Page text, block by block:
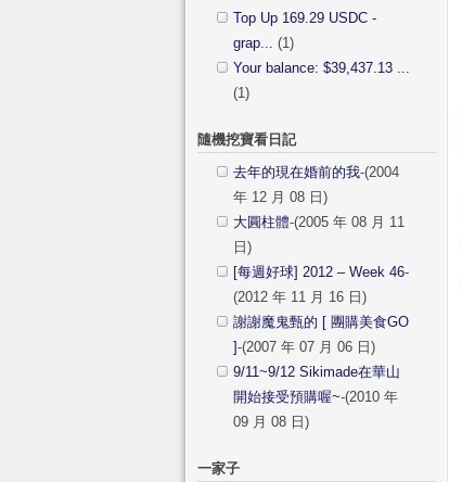
Top Up 169.29 USDC -
grap... (1)
Your balance: $39,437.13 ...
(1)
隨機挖寶看日記
去年的現在婚前的我-(2004
年 12 月 08 日)
大圓柱體-(2005 年 08 月 11
日)
[每週好球] 2012 – Week 46-
(2012 年 11 月 16 日)
謝謝魔鬼甄的 [ 團購美食GO
]-(2007 年 07 月 06 日)
9/11~9/12 Sikimade在華山
開始接受預購喔~-(2010 年
09 月 08 日)
一家子